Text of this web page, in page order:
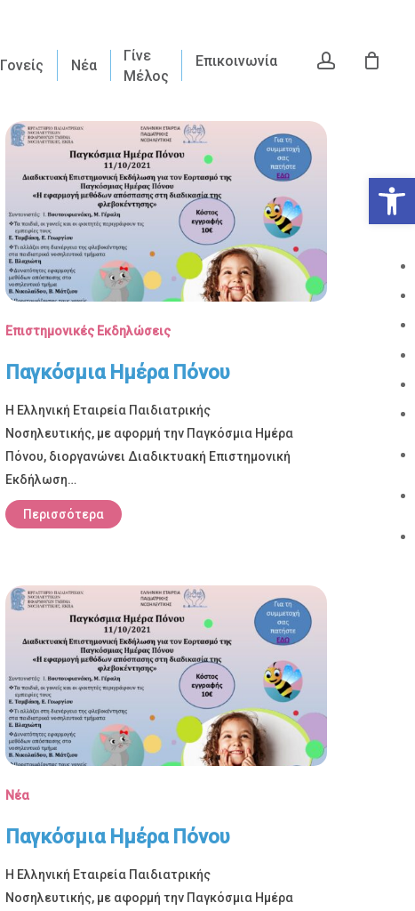
Γονείς Νέα
Γίνε
Μέλος
Επικοινωνία account
Επιστημονικές Εκδηλώσεις
Παγκόσμια Ημέρα Πόνου
Η Ελληνική Εταιρεία Παιδιατρικής
Νοσηλευτικής, με αφορμή την Παγκόσμια Ημέρα
Πόνου, διοργανώνει Διαδικτυακή Επιστημονική
Εκδήλωση…
Περισσότερα
Νέα
Παγκόσμια Ημέρα Πόνου
Η Ελληνική Εταιρεία Παιδιατρικής
Νοσηλευτικής, με αφορμή την Παγκόσμια Ημέρα